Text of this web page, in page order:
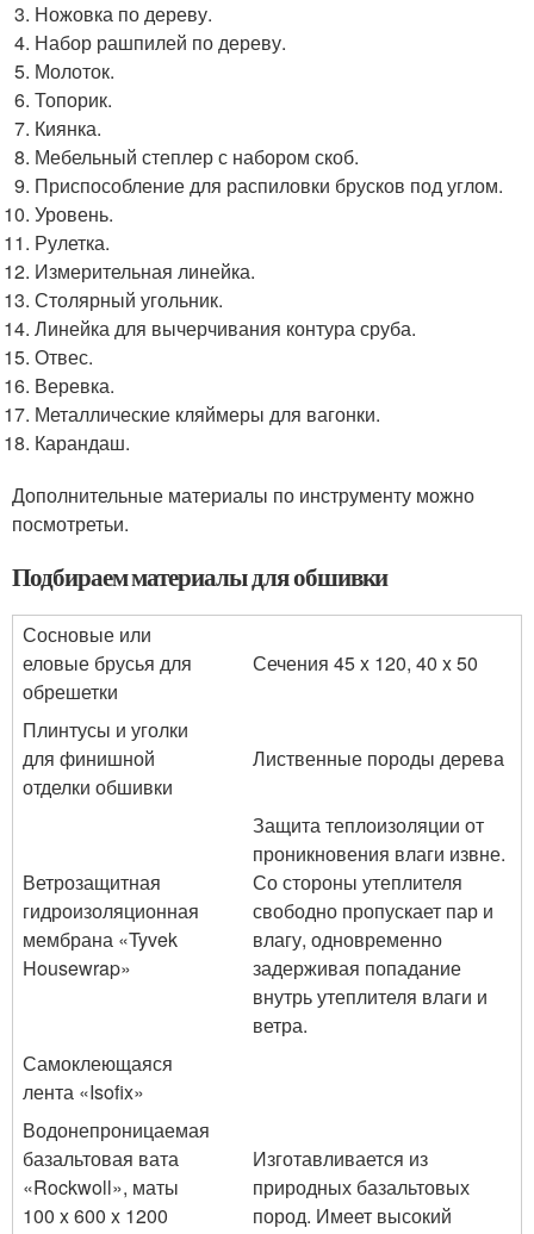
Ножовка по дереву.
Набор рашпилей по дереву.
Молоток.
Топорик.
Киянка.
Мебельный степлер с набором скоб.
Приспособление для распиловки брусков под углом.
Уровень.
Рулетка.
Измерительная линейка.
Столярный угольник.
Линейка для вычерчивания контура сруба.
Отвес.
Веревка.
Металлические кляймеры для вагонки.
Карандаш.
Дополнительные материалы по инструменту можно
посмотретьи.
Подбираем материалы для обшивки
Сосновые или
еловые брусья для
обрешетки
Сечения 45 x 120, 40 x 50
Плинтусы и уголки
для финишной
отделки обшивки
Лиственные породы дерева
Ветрозащитная
гидроизоляционная
мембрана «Tyvek
Housewrap»
Защита теплоизоляции от
проникновения влаги извне.
Со стороны утеплителя
свободно пропускает пар и
влагу, одновременно
задерживая попадание
внутрь утеплителя влаги и
ветра.
Самоклеющаяся
лента «Isofix»
Водонепроницаемая
базальтовая вата
«Rockwoll», маты
100 x 600 x 1200
Изготавливается из
природных базальтовых
пород. Имеет высокий